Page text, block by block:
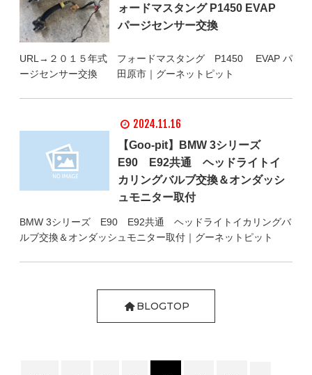
ォードマスタング P1450 EVAP
パージセンサー交換
URL→２０１５年式 フォードマスタング P1450 EVAP パ
ージセンサー交換 田原市｜グーネットピット
2024.11.16
【Goo-pit】BMW 3シリーズ
E90 E92共通 ヘッドライトイ
カリングバルブ交換＆オンダッシ
ュモニター取付
BMW 3シリーズ E90 E92共通 ヘッドライトイカリングバ
ルブ交換＆オンダッシュモニター取付｜グーネットピット
BLOGTOP